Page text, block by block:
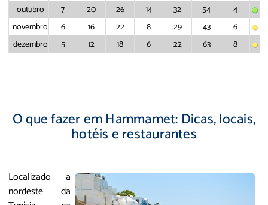
outubro
7 20 26 14 32 54
4
novembro
6 16 22 8 29 43
6
dezembro
5 12 18 6 22 63 8
O que fazer em Hammamet: Dicas, locais,
hotéis e restaurantes
Localizado a
nordeste da